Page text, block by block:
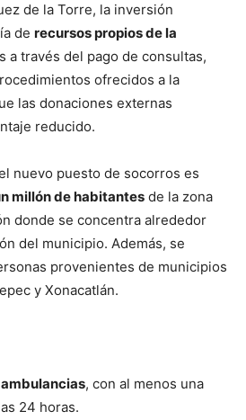
de la Torre, la inversión
de recursos propios de la
a través del pago de consultas,
ofrecidos a la
las donaciones externas
reducido.
nuevo puesto de socorros es
millón de habitantes de la zona
donde se concentra alrededor
del municipio. Además, se
provenientes de municipios
y Xonacatlán.
, con al menos una
24 horas.